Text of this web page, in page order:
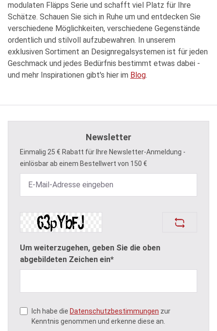
modulaten Fläpps Serie und schafft viel Platz für Ihre
Schätze. Schauen Sie sich in Ruhe um und entdecken Sie
verschiedene Möglichkeiten, verschiedene Gegenstände
ordentlich und stilvoll aufzubewahren. In unserem
exklusiven Sortiment an Designregalsystemen ist für jeden
Geschmack und jedes Bedürfnis bestimmt etwas dabei -
und mehr Inspirationen gibt's hier im Blog.
Newsletter
Einmalig 25 € Rabatt für Ihre Newsletter-Anmeldung -
einlösbar ab einem Bestellwert von 150 €
Um weiterzugehen, geben Sie die oben
abgebildeten Zeichen ein*
Ich habe die Datenschutzbestimmungen zur
Kenntnis genommen und erkenne diese an.